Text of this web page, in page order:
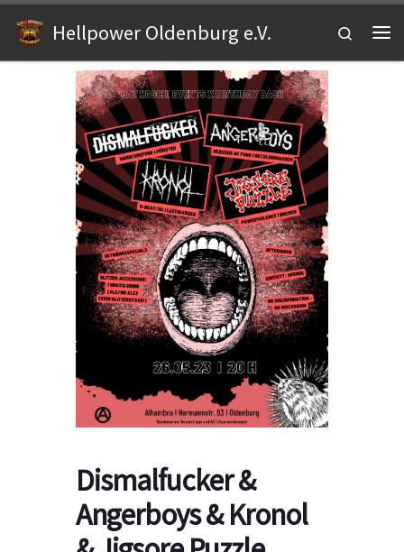
Zum Inhalt springen
Hellpower Oldenburg e.V.
Search
Dismalfucker &
Angerboys & Kronol